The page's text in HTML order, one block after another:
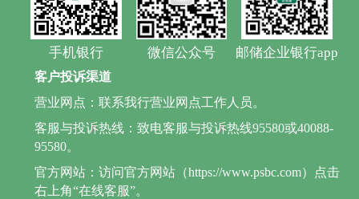
手机银行 微信公众号 邮储企业银行app
客户投诉渠道
营业网点：联系我行营业网点工作人员。
客服与投诉热线：致电客服与投诉热线95580或40088-
95580。
官方网站：访问官方网站（https://www.psbc.com）点击
右上角“在线客服”。